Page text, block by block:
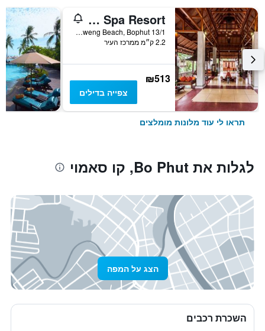
Muang Samui Spa Resort
13/1 Moo2, Chaweng Beach, Bophut, קו סאמוי, תאילנד
2.2 ק״מ ממרכז העיר
₪513
צפייה בדילים
תראו לי עוד מלונות מומלצים
לגלות את Bo Phut, קו סאמוי
הצג על המפה
השכרת רכבים